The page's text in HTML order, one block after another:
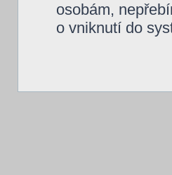
osobám,
o vniknutí do